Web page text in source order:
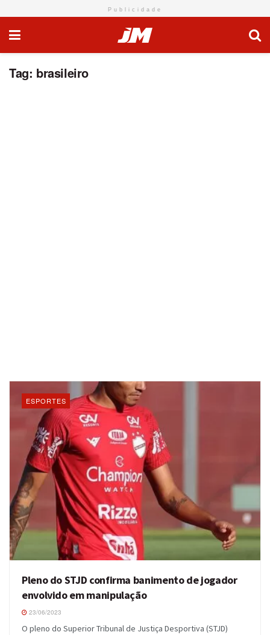
Publicidade
Tag: brasileiro
ESPORTES
Pleno do STJD confirma banimento de jogador
envolvido em manipulação
23/06/2023
O pleno do Superior Tribunal de Justiça Desportiva (STJD)